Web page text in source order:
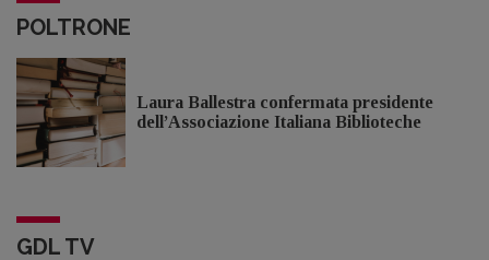
POLTRONE
Laura Ballestra confermata presidente
dell’Associazione Italiana Biblioteche
GDL TV